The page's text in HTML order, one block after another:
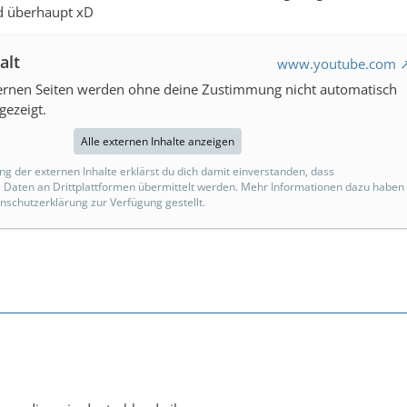
überhaupt xD
www.youtube.com
Seiten werden ohne deine Zustimmung nicht automatisch
Alle externen Inhalte anzeigen
der externen Inhalte erklärst du dich damit einverstanden, dass
Daten an Drittplattformen übermittelt werden. Mehr Informationen dazu haben
zur Verfügung gestellt.